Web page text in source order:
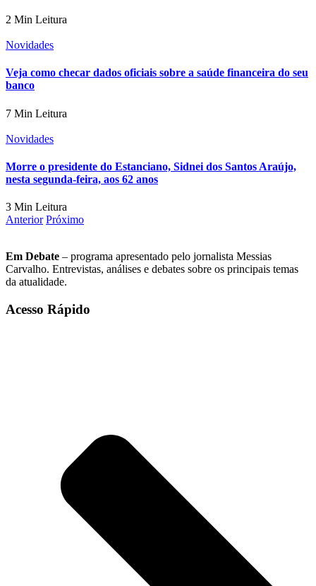
2 Min Leitura
Novidades
Veja como checar dados oficiais sobre a saúde financeira do seu
banco
7 Min Leitura
Novidades
Morre o presidente do Estanciano, Sidnei dos Santos Araújo,
nesta segunda-feira, aos 62 anos
3 Min Leitura
Anterior Próximo
Em Debate – programa apresentado pelo jornalista Messias
Carvalho. Entrevistas, análises e debates sobre os principais temas
da atualidade.
Acesso Rápido